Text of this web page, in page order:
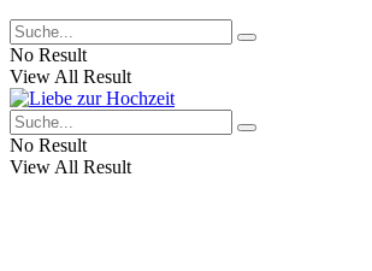
No Result
View All Result
No Result
View All Result